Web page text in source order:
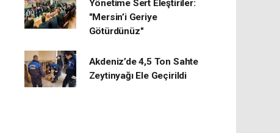
Yönetime Sert Eleştiriler:
"Mersin’i Geriye
Götürdünüz"
Akdeniz’de 4,5 Ton Sahte
Zeytinyağı Ele Geçirildi